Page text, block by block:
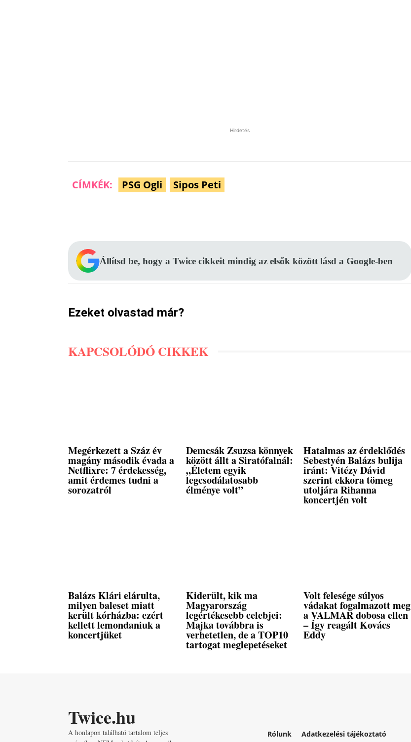
Hirdetés
CÍMKÉK: PSG Ogli Sipos Peti
Állítsd be, hogy a Twice cikkeit mindig az elsők között lásd a Google-ben
Ezeket olvastad már?
KAPCSOLÓDÓ CIKKEK
Megérkezett a Száz év
magány második évada a
Netflixre: 7 érdekesség,
amit érdemes tudni a
sorozatról
Demcsák Zsuzsa könnyek
között állt a Siratófalnál:
„Életem egyik
legcsodálatosabb
élménye volt”
Hatalmas az érdeklődés
Sebestyén Balázs bulija
iránt: Vitézy Dávid
szerint ekkora tömeg
utoljára Rihanna
koncertjén volt
Balázs Klári elárulta,
milyen baleset miatt
került kórházba: ezért
kellett lemondaniuk a
koncertjüket
Kiderült, kik ma
Magyarország
legértékesebb celebjei:
Majka továbbra is
verhetetlen, de a TOP10
tartogat meglepetéseket
Volt felesége súlyos
vádakat fogalmazott meg
a VALMAR dobosa ellen
– Így reagált Kovács
Eddy
Twice.hu
A honlapon található tartalom teljes
Rólunk Adatkezelési tájékoztató